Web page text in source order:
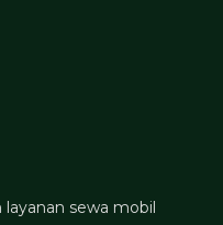
sewa mobil